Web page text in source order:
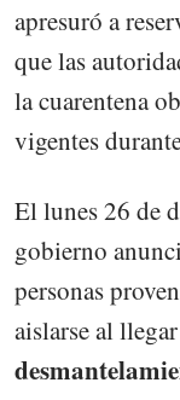
apresuró a
que las
la cuarentena
vigentes
El lunes 26 de
gobierno
personas
aislarse al